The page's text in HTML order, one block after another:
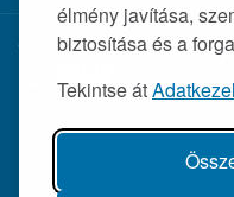
élmény javítása,
biztosítása és a
Tekintse át
© 2026 Wolf Orvosi